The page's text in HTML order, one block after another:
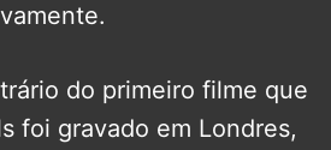
do primeiro filme que
foi gravado em Londres,